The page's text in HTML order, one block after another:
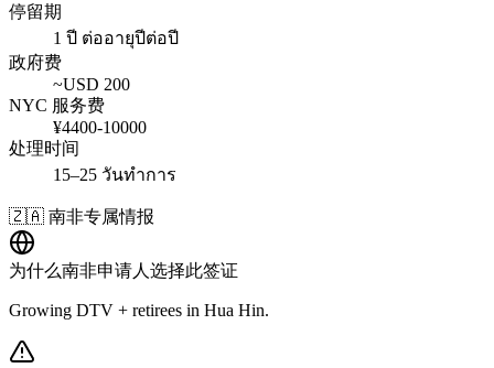
停留期
1 ปี ต่ออายุปีต่อปี
政府费
~USD 200
NYC 服务费
¥4400-10000
处理时间
15–25 วันทำการ
🇿🇦 南非专属情报
为什么南非申请人选择此签证
Growing DTV + retirees in Hua Hin.